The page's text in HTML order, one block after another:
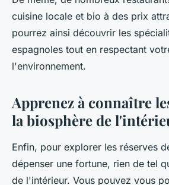
cuisine locale et bio à des prix
pourrez ainsi découvrir les
espagnoles tout en respectant
l'environnement.
Apprenez à connaître
la biosphère de
Enfin, pour explorer les réserves
dépenser une fortune, rien de tel
de l'intérieur. Vous pouvez vous